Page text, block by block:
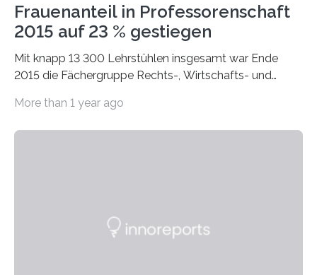
Frauenanteil in Professorenschaft
2015 auf 23 % gestiegen
Mit knapp 13 300 Lehrstühlen insgesamt war Ende
2015 die Fächergruppe Rechts-, Wirtschafts- und
bei…
More than 1 year ago